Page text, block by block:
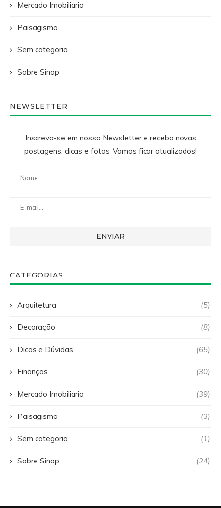
Mercado Imobiliário
Paisagismo
Sem categoria
Sobre Sinop
NEWSLETTER
Inscreva-se em nossa Newsletter e receba novas
postagens, dicas e fotos. Vamos ficar atualizados!
CATEGORIAS
Arquitetura (5)
Decoração (8)
Dicas e Dúvidas (65)
Finanças (30)
Mercado Imobiliário (39)
Paisagismo (3)
Sem categoria (1)
Sobre Sinop (24)